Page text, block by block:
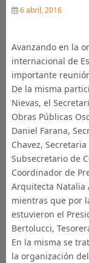
6 abril, 2016
Avanzando en la
internacional de
importante
De la misma
Nievas, el
Obras Públicas
Daniel Farana,
Chavez,
Subsecretario de
Coordinador de
Arquitecta Natalia
mientras que por
estuvieron el
Bertolucci,
En la misma se
la organización